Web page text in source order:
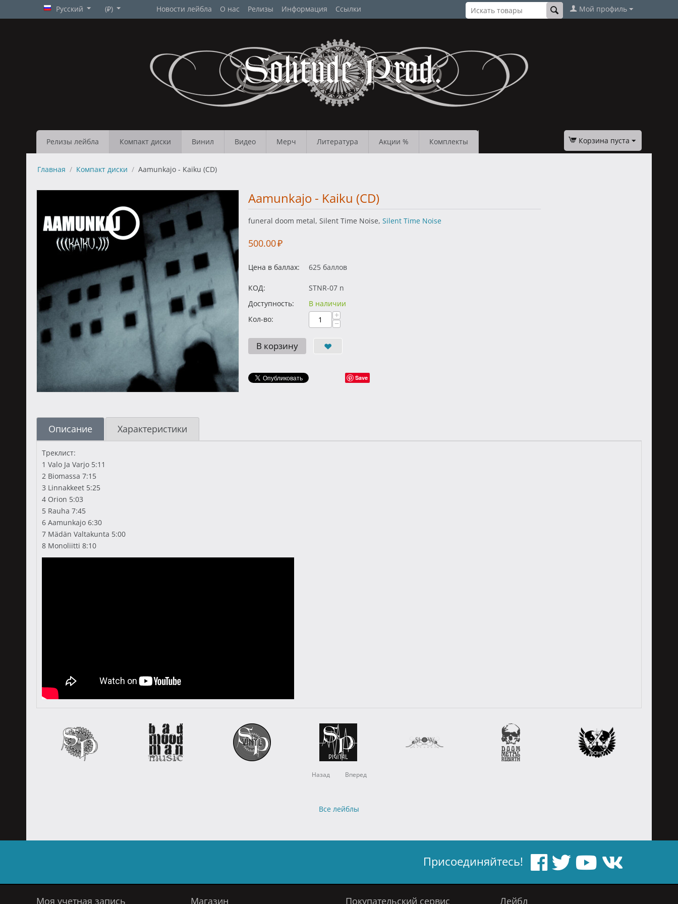
Русский (₽) Новости лейбла О нас Релизы Информация Ссылки Мой профиль
Релизы лейбла Компакт диски Винил Видео Мерч Литература Акции % Комплекты Корзина пуста
Главная / Компакт диски / Aamunkajo - Kaiku (CD)
Aamunkajo - Kaiku (CD)
funeral doom metal, Silent Time Noise, Silent Time Noise
500.00₽
Цена в баллах: 625 баллов
КОД:
STNR-07 n
Доступность:
В наличии
Кол-во:
+
−
В корзину
Save
Описание Характеристики
Треклист:
1 Valo Ja Varjo 5:11
2 Biomassa 7:15
3 Linnakkeet 5:25
4 Orion 5:03
5 Rauha 7:45
6 Aamunkajo 6:30
7 Mädän Valtakunta 5:00
8 Monoliitti 8:10
Назад Вперед
Все лейблы
Присоединяйтесь!
Моя учетная запись Магазин Покупательский сервис Лейбл